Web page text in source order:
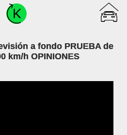
a fondo PRUEBA de
km/h OPINIONES